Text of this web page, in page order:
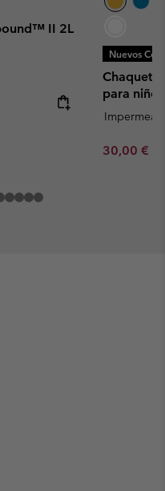
II 2L
Nuevos
para niño
Minimum
30,00 €